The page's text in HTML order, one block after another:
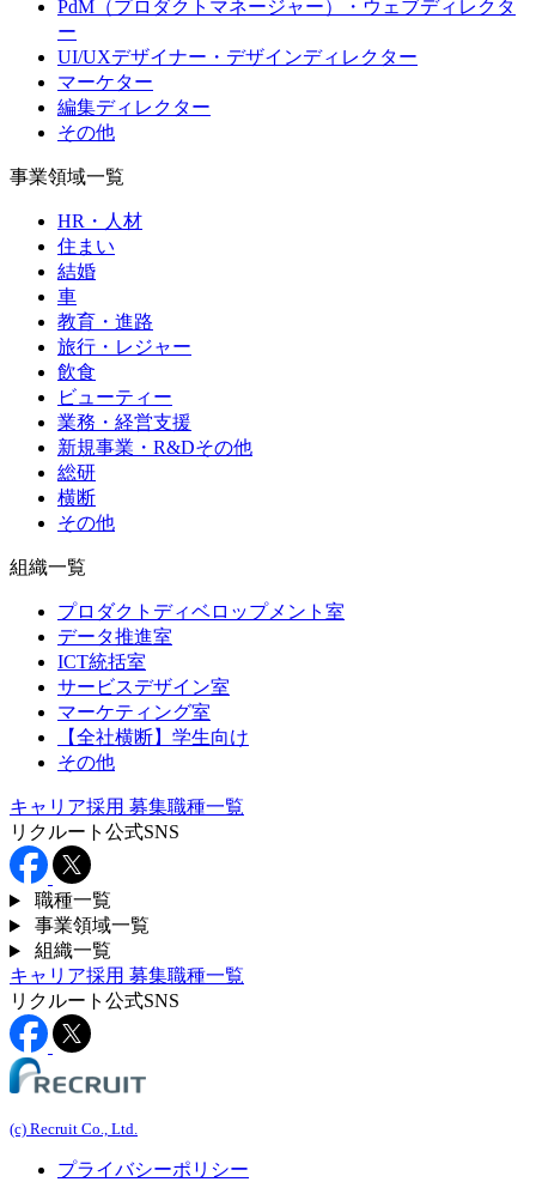
PdM（プロダクトマネージャー）・ウェブディレクタ
ー
UI/UXデザイナー・デザインディレクター
マーケター
編集ディレクター
その他
事業領域一覧
HR・人材
住まい
結婚
車
教育・進路
旅行・レジャー
飲食
ビューティー
業務・経営支援
新規事業・R&Dその他
総研
横断
その他
組織一覧
プロダクトディベロップメント室
データ推進室
ICT統括室
サービスデザイン室
マーケティング室
【全社横断】学生向け
その他
キャリア採用 募集職種一覧
リクルート公式SNS
職種一覧
事業領域一覧
組織一覧
キャリア採用 募集職種一覧
リクルート公式SNS
(c) Recruit Co., Ltd.
プライバシーポリシー